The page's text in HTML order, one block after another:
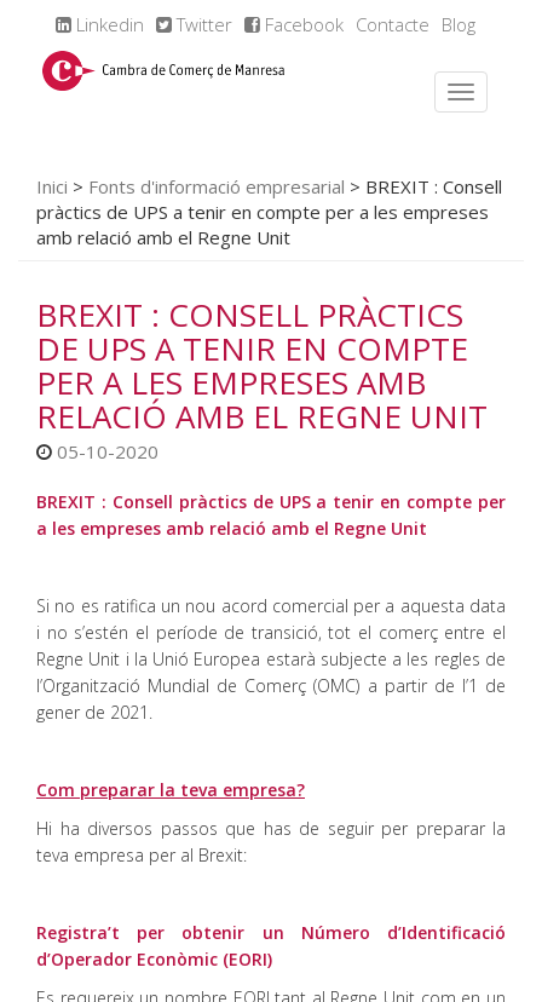
Linkedin Twitter Facebook Contacte Blog
Inici > Fonts d'informació empresarial > BREXIT : Consell
pràctics de UPS a tenir en compte per a les empreses
amb relació amb el Regne Unit
BREXIT : CONSELL PRÀCTICS
DE UPS A TENIR EN COMPTE
PER A LES EMPRESES AMB
RELACIÓ AMB EL REGNE UNIT
05-10-2020
BREXIT : Consell pràctics de UPS a tenir en compte per
a les empreses amb relació amb el Regne Unit
Si no es ratifica un nou acord comercial per a aquesta data
i no s’estén el període de transició, tot el comerç entre el
Regne Unit i la Unió Europea estarà subjecte a les regles de
l’Organització Mundial de Comerç (OMC) a partir de l’1 de
gener de 2021.
Com preparar la teva empresa?
Hi ha diversos passos que has de seguir per preparar la
teva empresa per al Brexit:
Registra’t per obtenir un Número d’Identificació
d’Operador Econòmic (EORI)